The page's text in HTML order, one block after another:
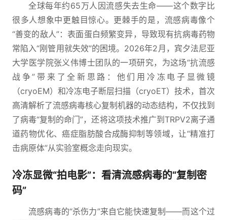
全球每年约65万人因流感失去生命——这个数字比
很多人想象中更触目惊心。更棘手的是，流感病毒像个
“善变的敌人”：表面蛋白频繁变异，导致现有抗病毒药物
常陷入“刚管用就失效”的困境。2026年2月，宾夕法尼亚
大学医学院张义伟博士团队的一项研究，为这场“抗流感
战争”带来了全新思路：他们用冷冻电子显微镜
（cryoEM）和冷冻电子断层扫描（cryoET）技术，首次
高清解析了流感病毒核心复制机器的动态结构，不仅找到
了病毒“复制的命门”，还将这项技术推广到TRPV2离子通
道药物优化、癌症脂肪酸合成酶抑制等领域，让“精准打
击病原体”从实验室概念走向现实。
冷冻显微“拍电影”：看清流感病毒的“复制密
码”
流感病毒的“杀伤力”来自它能快速复制——而这个过